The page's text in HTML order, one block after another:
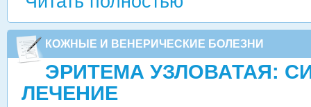
КОЖНЫЕ И ВЕНЕРИЧЕСКИЕ БОЛЕЗНИ
ЭРИТЕМА УЗЛОВАТАЯ:
ЛЕЧЕНИЕ